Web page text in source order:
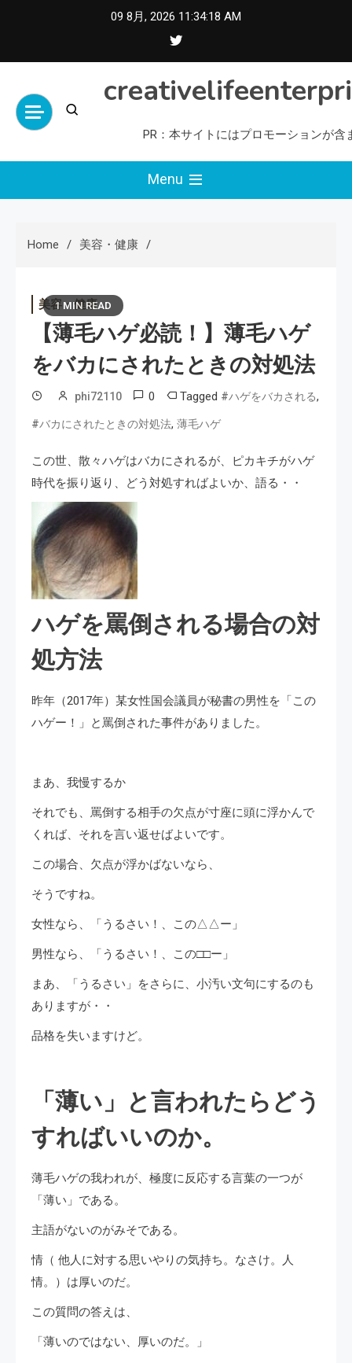
09 8月, 2026 11:34:19 AM
PR：本サイトにはプロモーションが含
Menu
Home 美容・健康
1 MIN READ
美容・健康
【薄毛ハゲ必読！】薄毛ハゲ
をバカにされたときの対処法
phi72110 0 Tagged #ハゲをバカされる,
#バカにされたときの対処法, 薄毛ハゲ
この世、散々ハゲはバカにされるが、ピカキチがハゲ
時代を振り返り、どう対処すればよいか、語る・・
ハゲを罵倒される場合の対
処方法
昨年（2017年）某女性国会議員が秘書の男性を「この
ハゲー！」と罵倒された事件がありました。
まあ、我慢するか
それでも、罵倒する相手の欠点が寸座に頭に浮かんで
くれば、それを言い返せばよいです。
この場合、欠点が浮かばないなら、
そうですね。
女性なら、「うるさい！、この△△ー」
男性なら、「うるさい！、この□□ー」
まあ、「うるさい」をさらに、小汚い文句にするのも
ありますが・・
品格を失いますけど。
「薄い」と言われたらどう
すればいいのか。
薄毛ハゲの我われが、極度に反応する言葉の一つが
「薄い」である。
主語がないのがみそである。
情（ 他人に対する思いやりの気持ち。なさけ。人
情。）は厚いのだ。
この質問の答えは、
「薄いのではない、厚いのだ。」